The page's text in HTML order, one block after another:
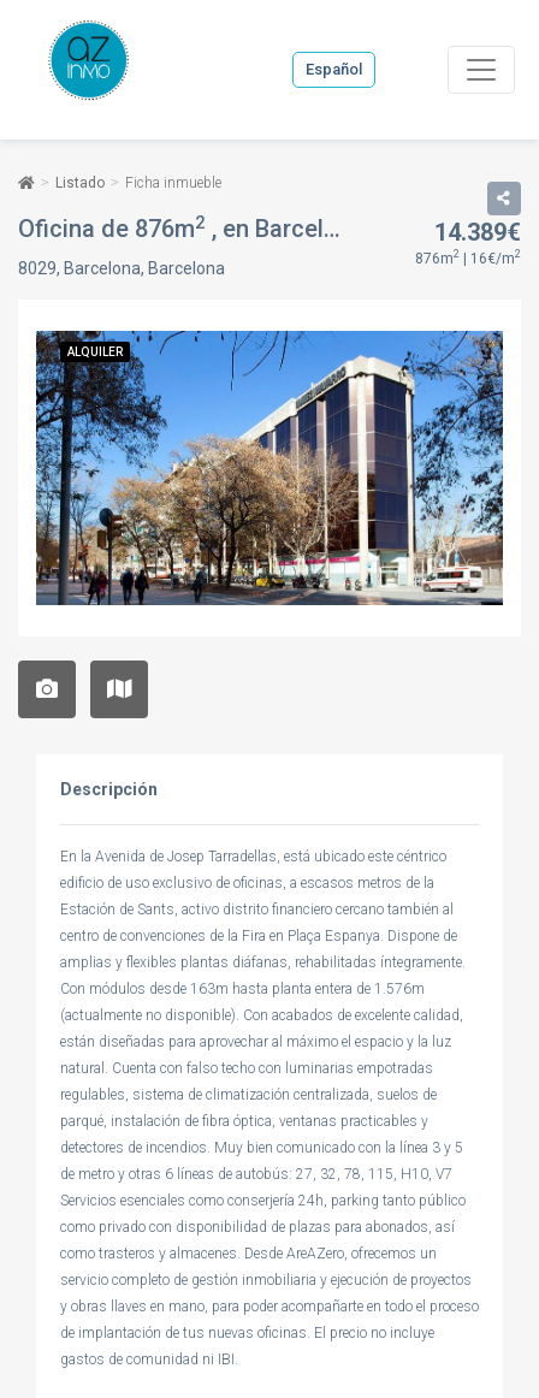
Español
Listado Ficha inmueble
Oficina de 876m2 , en Barcelona, Eixample, Barcelona
8029, Barcelona, Barcelona
14.389€
876m2 | 16€/m2
ALQUILER
Descripción
En la Avenida de Josep Tarradellas, está ubicado este céntrico
edificio de uso exclusivo de oficinas, a escasos metros de la
Estación de Sants, activo distrito financiero cercano también al
centro de convenciones de la Fira en Plaça Espanya. Dispone de
amplias y flexibles plantas diáfanas, rehabilitadas íntegramente.
Con módulos desde 163m hasta planta entera de 1.576m
(actualmente no disponible). Con acabados de excelente calidad,
están diseñadas para aprovechar al máximo el espacio y la luz
natural. Cuenta con falso techo con luminarias empotradas
regulables, sistema de climatización centralizada, suelos de
parqué, instalación de fibra óptica, ventanas practicables y
detectores de incendios. Muy bien comunicado con la línea 3 y 5
de metro y otras 6 líneas de autobús: 27, 32, 78, 115, H10, V7
Servicios esenciales como conserjería 24h, parking tanto público
como privado con disponibilidad de plazas para abonados, así
como trasteros y almacenes. Desde AreAZero, ofrecemos un
servicio completo de gestión inmobiliaria y ejecución de proyectos
y obras llaves en mano, para poder acompañarte en todo el proceso
de implantación de tus nuevas oficinas. El precio no incluye
gastos de comunidad ni IBI.